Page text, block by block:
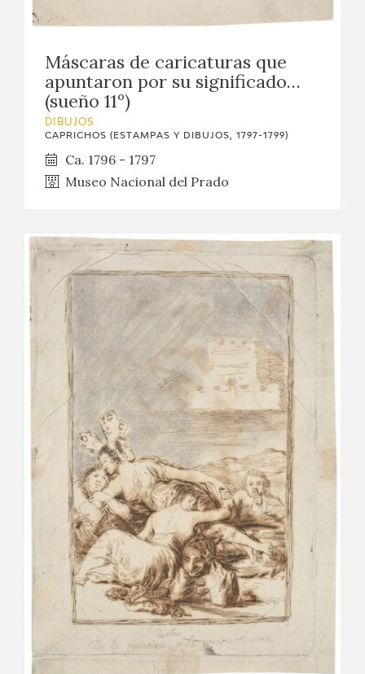
Máscaras de caricaturas que
apuntaron por su significado…
(sueño 11º)
DIBUJOS
CAPRICHOS (ESTAMPAS Y DIBUJOS, 1797-1799)
Ca. 1796 - 1797
Museo Nacional del Prado